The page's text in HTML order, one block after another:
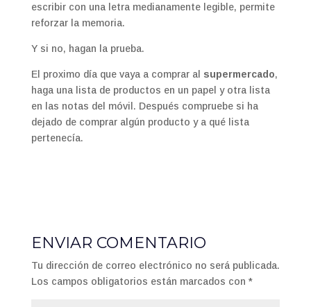
escribir con una letra medianamente legible, permite
reforzar la memoria.
Y si no, hagan la prueba.
El proximo día que vaya a comprar al supermercado,
haga una lista de productos en un papel y otra lista
en las notas del móvil. Después compruebe si ha
dejado de comprar algún producto y a qué lista
pertenecía.
ENVIAR COMENTARIO
Tu dirección de correo electrónico no será publicada.
Los campos obligatorios están marcados con *